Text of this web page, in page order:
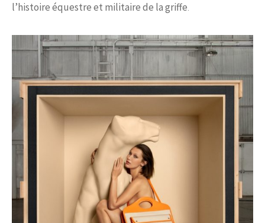
l’histoire équestre et militaire de la griffe.